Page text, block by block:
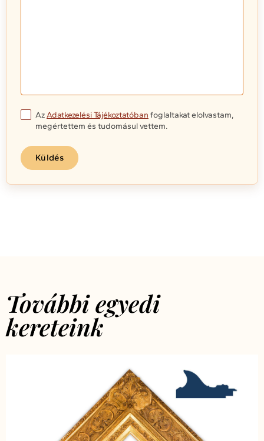
AzAdatkezelési Tájékoztatóban foglaltakat elolvastam,
megértettem és tudomásul vettem.
Küldés
További egyedi
kereteink